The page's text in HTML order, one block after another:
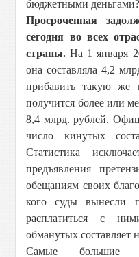
бюджетными деньгами?
Просроченная
сегодня во всех
страны.На 1 января
она составляла 4,2
прибавить такую же
получится более или
8,4 млрд. рублей.
число кинутых
Статистика
предъявления
обещаниям своих
кого суды вынесли
расплатиться с
обманутых составляет
Самые большие